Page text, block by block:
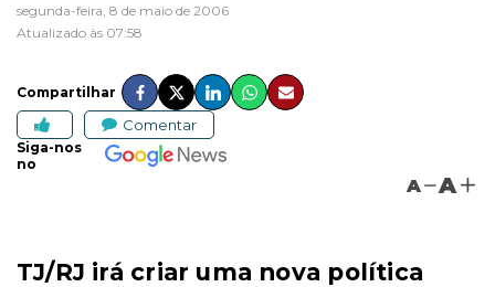
segunda-feira, 8 de maio de 2006
Atualizado às 07:58
Compartilhar
Comentar
Siga-nos
no
A A
TJ/RJ irá criar uma nova política